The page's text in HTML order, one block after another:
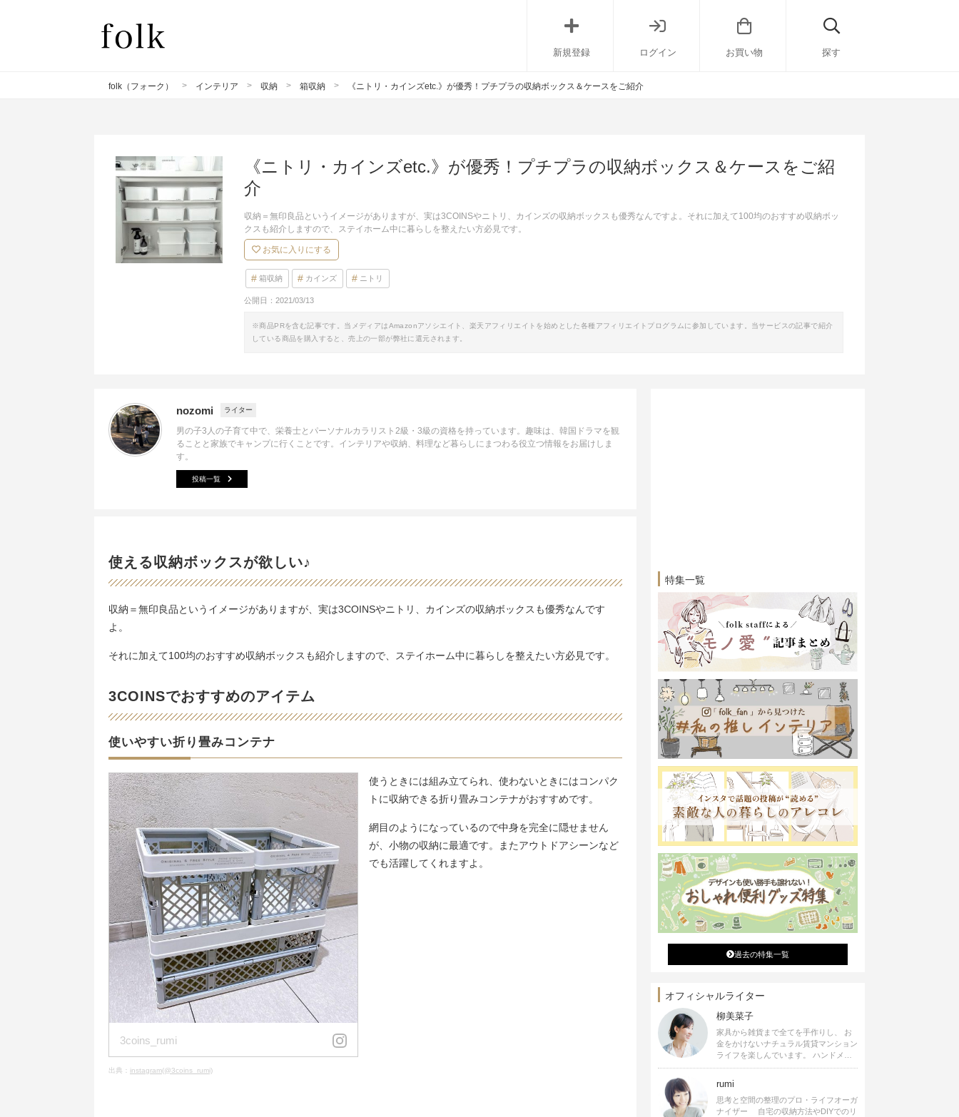
新規登録 ログイン お買い物 探す
folk（フォーク） インテリア 収納 箱収納 《ニトリ・カインズetc.》が優秀！プチプラの収納ボックス＆ケースをご紹介
《ニトリ・カインズetc.》が優秀！プチプラの収納ボックス＆ケースをご紹
介
収納＝無印良品というイメージがありますが、実は3COINSやニトリ、カインズの収納ボックスも優秀なんですよ。それに加えて100均のおすすめ収納ボッ
クスも紹介しますので、ステイホーム中に暮らしを整えたい方必見です。
お気に入りにする
箱収納 カインズ ニトリ
公開日： 2021/03/13
※商品PRを含む記事です。当メディアはAmazonアソシエイト、楽天アフィリエイトを始めとした各種アフィリエイトプログラムに参加しています。当サービスの記事で紹介
している商品を購入すると、売上の一部が弊社に還元されます。
nozomi ライター
男の子3人の子育て中で、栄養士とパーソナルカラリスト2級・3級の資格を持っています。趣味は、韓国ドラマを観
ることと家族でキャンプに行くことです。インテリアや収納、料理など暮らしにまつわる役立つ情報をお届けしま
す。
投稿一覧
使える収納ボックスが欲しい♪
収納＝無印良品というイメージがありますが、実は3COINSやニトリ、カインズの収納ボックスも優秀なんです
よ。
それに加えて100均のおすすめ収納ボックスも紹介しますので、ステイホーム中に暮らしを整えたい方必見です。
3COINSでおすすめのアイテム
使いやすい折り畳みコンテナ
3coins_rumi
出典： instagram(@3coins_rumi)
使うときには組み立てられ、使わないときにはコンパク
トに収納できる折り畳みコンテナがおすすめです。
網目のようになっているので中身を完全に隠せません
が、小物の収納に最適です。またアウトドアシーンなど
でも活躍してくれますよ。
特集一覧
過去の特集一覧
オフィシャルライター
柳美菜子
家具から雑貨まで全てを手作りし、 お
金をかけないナチュラル賃貸マンション
ライフを楽しんでいます。 ハンドメイ
ド雑貨やインテリアに関する著書も出
ます。
rumi
思考と空間の整理のプロ・ライフオーガ
ナイザー 自宅の収納方法やDIYでのリ